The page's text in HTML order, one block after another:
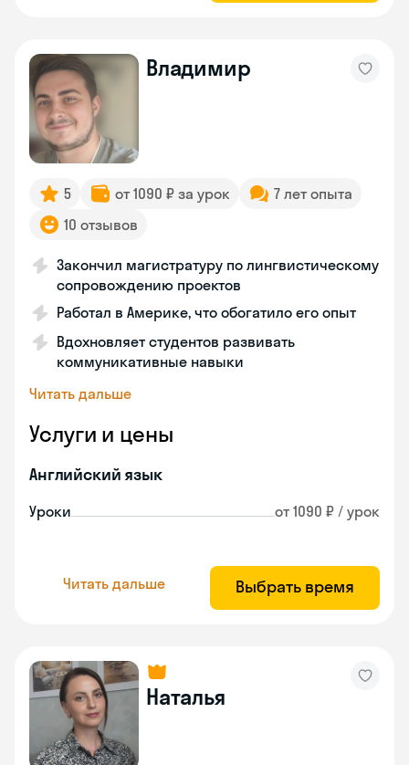
Владимир
5 от 1090 ₽ за урок
7 лет опыта
10 отзывов
Закончил магистратуру по лингвистическому
сопровождению проектов
Работал в Америке, что обогатило его опыт
Вдохновляет студентов развивать
коммуникативные навыки
Читать дальше
Услуги и цены
Английский язык
Уроки от 1090 ₽ / урок
Читать дальше Выбрать время
Наталья